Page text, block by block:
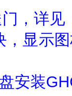
，详见
显示图
装